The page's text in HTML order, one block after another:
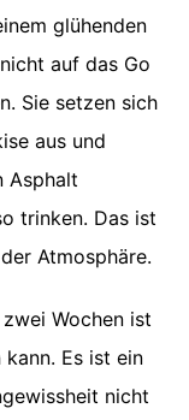
glühenden
auf das Go
Sie setzen sich
aus und
Asphalt
trinken. Das ist
Atmosphäre.
Wochen ist
Es ist ein
nicht